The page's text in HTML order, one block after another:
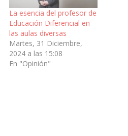
La esencia del profesor de
Educación Diferencial en
las aulas diversas
Martes, 31 Diciembre,
2024 a las 15:08
En "Opinión"